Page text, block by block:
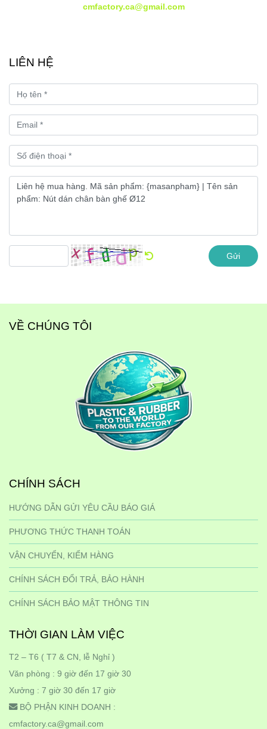
cmfactory.ca@gmail.com
LIÊN HỆ
Gửi
VỀ CHÚNG TÔI
CHÍNH SÁCH
HƯỚNG DẪN GỬI YÊU CẦU BÁO GIÁ
PHƯƠNG THỨC THANH TOÁN
VẬN CHUYỂN, KIỂM HÀNG
CHÍNH SÁCH ĐỔI TRẢ, BẢO HÀNH
CHÍNH SÁCH BẢO MẬT THÔNG TIN
THỜI GIAN LÀM VIỆC
T2 – T6 ( T7 & CN, lễ Nghỉ )
Văn phòng : 9 giờ đến 17 giờ 30
Xưởng : 7 giờ 30 đến 17 giờ
BỘ PHẬN KINH DOANH :
cmfactory.ca@gmail.com